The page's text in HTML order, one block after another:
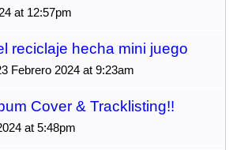
at 12:57pm
reciclaje hecha mini juego
Febrero 2024 at 9:23am
Cover & Tracklisting!!
at 5:48pm